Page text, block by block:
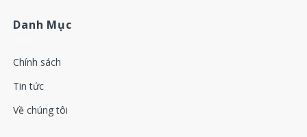
Danh Mục
Chính sách
Tin tức
Về chúng tôi